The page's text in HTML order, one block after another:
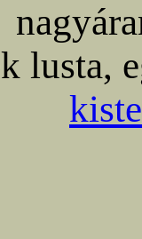
lusta,